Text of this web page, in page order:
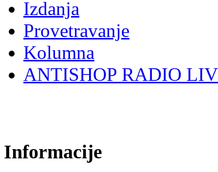
Izdanja
Provetravanje
Kolumna
ANTISHOP RADIO
Informacije